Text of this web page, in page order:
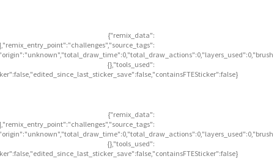
{"remix_data":
{},"tools_used":
{"remix_data":
{},"tools_used":